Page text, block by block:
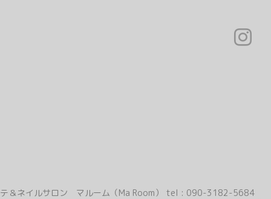
＆ネイルサロン マルーム（Ma Room） tel : 090-3182-5684